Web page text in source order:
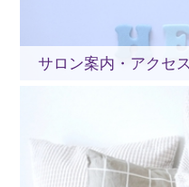
サロン案内・アクセス